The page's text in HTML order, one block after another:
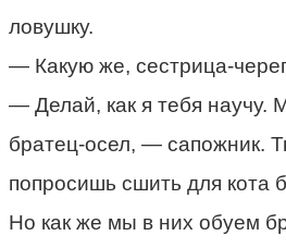
ловушку.
— Какую же, сестрица-
— Делай, как я тебя научу.
братец-осел, — сапожник.
попросишь сшить для кота
Но как же мы в них обуем